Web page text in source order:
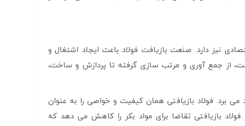
نیز دارد. صنعت بازیافت فولاد باعث ایجاد اشتغال و
از جمع آوری و مرتب سازی گرفته تا پردازش و ساخت،
می برد. فولاد بازیافتی همان کیفیت و خواصی را به عنوان
بازیافتی تقاضا برای مواد بکر را کاهش می دهد که